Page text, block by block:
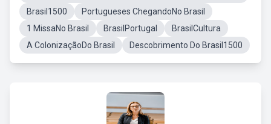
Brasil1500
Portugueses ChegandoNo Brasil
1 MissaNo Brasil
BrasilPortugal
BrasilCultura
A ColonizaçãoDo Brasil
Descobrimento Do Brasil1500